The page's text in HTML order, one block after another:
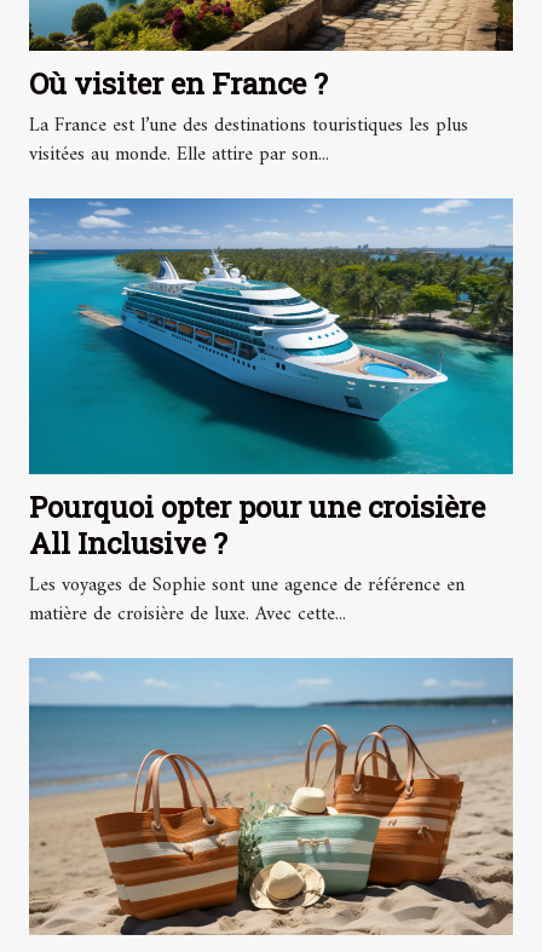
Où visiter en France ?
La France est l’une des destinations touristiques les plus
visitées au monde. Elle attire par son...
Pourquoi opter pour une croisière
All Inclusive ?
Les voyages de Sophie sont une agence de référence en
matière de croisière de luxe. Avec cette...